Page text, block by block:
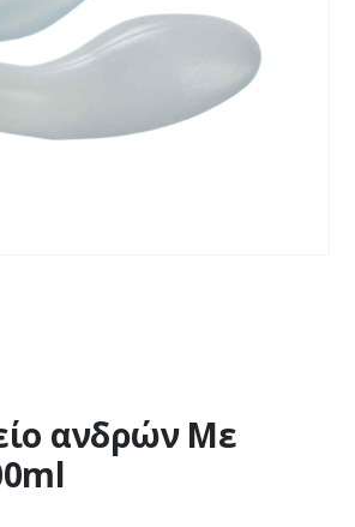
ανδρών Με